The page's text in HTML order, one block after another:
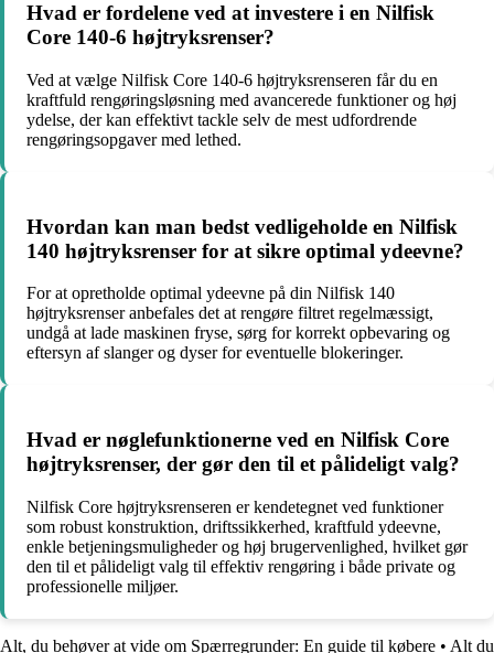
Hvad er fordelene ved at investere i en Nilfisk
Core 140-6 højtryksrenser?
Ved at vælge Nilfisk Core 140-6 højtryksrenseren får du en
kraftfuld rengøringsløsning med avancerede funktioner og høj
ydelse, der kan effektivt tackle selv de mest udfordrende
rengøringsopgaver med lethed.
Hvordan kan man bedst vedligeholde en Nilfisk
140 højtryksrenser for at sikre optimal ydeevne?
For at opretholde optimal ydeevne på din Nilfisk 140
højtryksrenser anbefales det at rengøre filtret regelmæssigt,
undgå at lade maskinen fryse, sørg for korrekt opbevaring og
eftersyn af slanger og dyser for eventuelle blokeringer.
Hvad er nøglefunktionerne ved en Nilfisk Core
højtryksrenser, der gør den til et pålideligt valg?
Nilfisk Core højtryksrenseren er kendetegnet ved funktioner
som robust konstruktion, driftssikkerhed, kraftfuld ydeevne,
enkle betjeningsmuligheder og høj brugervenlighed, hvilket gør
den til et pålideligt valg til effektiv rengøring i både private og
professionelle miljøer.
Alt, du behøver at vide om Spærregrunder: En guide til købere • Alt du